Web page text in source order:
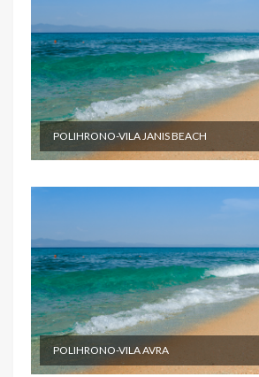
POLIHRONO-VILA JANIS BEACH
POLIHRONO-VILA AVRA